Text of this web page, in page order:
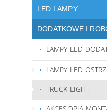
LED LAMPY
DODATKOWE I
LAMPY LED
LAMPY LED
TRUCK LIGHT